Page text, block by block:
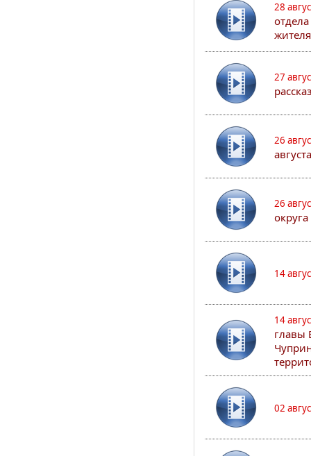
28
27
26
августа
26
округа
14
14
главы
02